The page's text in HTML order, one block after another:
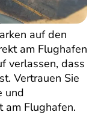
auf den
am Flughafen
verlassen, dass
Vertrauen Sie
und
am Flughafen.